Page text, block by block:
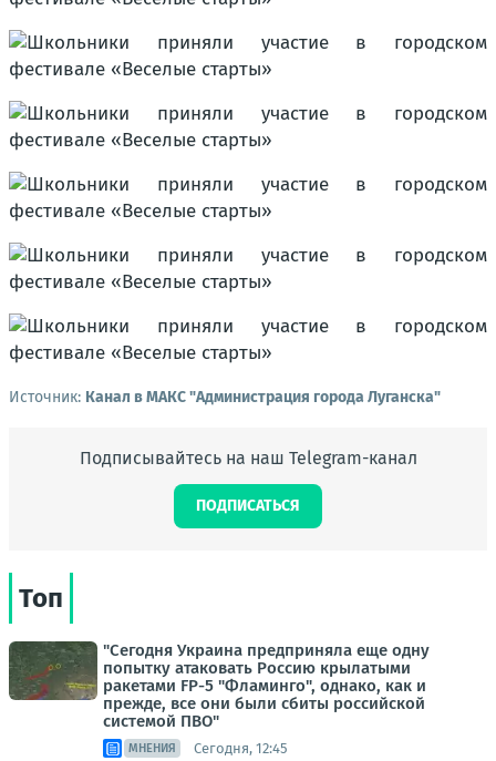
Источник: Канал в МАКС "Администрация города Луганска"
Подписывайтесь на наш Telegram-канал
ПОДПИСАТЬСЯ
Топ
"Сегодня Украина предприняла еще одну
попытку атаковать Россию крылатыми
ракетами FP-5 "Фламинго", однако, как и
прежде, все они были сбиты российской
системой ПВО"
МНЕНИЯ Сегодня, 12:45